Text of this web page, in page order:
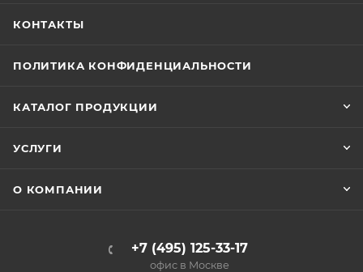
КОНТАКТЫ
ПОЛИТИКА КОНФИДЕНЦИАЛЬНОСТИ
КАТАЛОГ ПРОДУКЦИИ
УСЛУГИ
О КОМПАНИИ
+7 (495) 125-33-17
офис в Москве